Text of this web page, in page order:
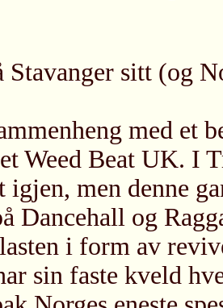
sitt (og
med et
Weed Beat UK. I
igjen, men denne
Dancehall og
i form av
sin faste kveld